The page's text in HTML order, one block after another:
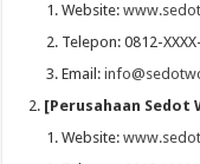
Website:
Telepon: 0812-
Email:
[Perusahaan Sedot
Website: